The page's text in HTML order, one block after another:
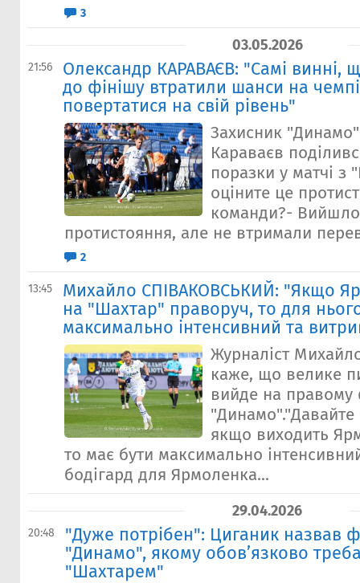
3
03.05.2026
21:56
Олександр КАРАВАЄВ: "Самі винні,
до фінішу втратили шанси на
повертатися на свій рівень"
Захисник
Караваєв
поразки у матчі з
оціните це
команди?-
протистояння, але не втримали
2
13:45
Михайло СПІВАКОВСЬКИЙ: "Якщо
на "Шахтар" праворуч, то для
максимально інтенсивний та
Журналіст
каже, що велике
вийде на правому
якщо виходить
то має бути максимально
бодігард для Ярмоленка...
29.04.2026
20:48
"Дуже потрібен": Циганик назвав
"Динамо", якому обов’язково
"Шахтарем"